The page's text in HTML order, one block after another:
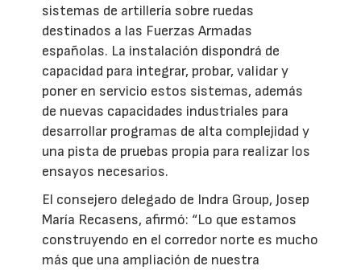
sistemas de artillería sobre ruedas
destinados a las Fuerzas Armadas
españolas. La instalación dispondrá de
capacidad para integrar, probar, validar y
poner en servicio estos sistemas, además
de nuevas capacidades industriales para
desarrollar programas de alta complejidad y
una pista de pruebas propia para realizar los
ensayos necesarios.
El consejero delegado de Indra Group, Josep
María Recasens, afirmó: “Lo que estamos
construyendo en el corredor norte es mucho
más que una ampliación de nuestra